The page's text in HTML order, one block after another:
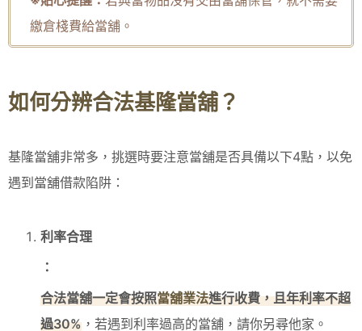
繳倉棧費給當舖。
如何分辨合法基隆當舖？
基隆當舖非常多，挑選時要注意當舖是否具備以下4點，以免
遇到當舖借款陷阱：
利率合理
：
合法當舖一定會按照當舖業法進行收費，且年利率不超
過30% ，若遇到利率過高的當舖，請你另尋他家。